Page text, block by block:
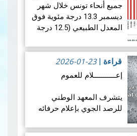
جميع أنحاء تونس خلال شهر
ديسمبر 13.3 درجة مئوية فوق
المعدل الطبيعي (12.5 درجة
كان أكثر دفئًا نسبيًا من
المتوسط. ويكشف تحليل…
قراءة المزيد
قراءة |
2026-01-23
إعـــــــــــلام للعموم
يتشرف المعهد الوطني
للرصد الجوي بإعلام حرفائه
شهادة في الحالة الجوية